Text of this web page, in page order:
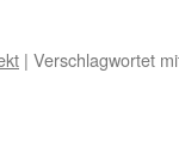
| Verschlagwortet